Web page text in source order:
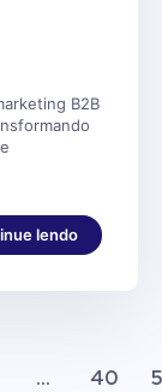
B2B
lendo
... 40